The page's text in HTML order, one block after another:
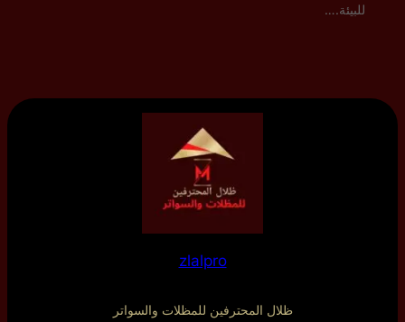
للبيئة.…
zlalpro
ظلال المحترفين للمظلات والسواتر